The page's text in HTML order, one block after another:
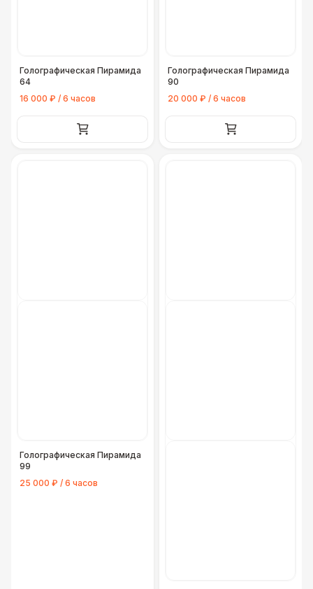
Голографическая Пирамида
64
16 000 ₽ / 6 часов
Голографическая Пирамида
90
20 000 ₽ / 6 часов
Голографическая Пирамида
99
25 000 ₽ / 6 часов